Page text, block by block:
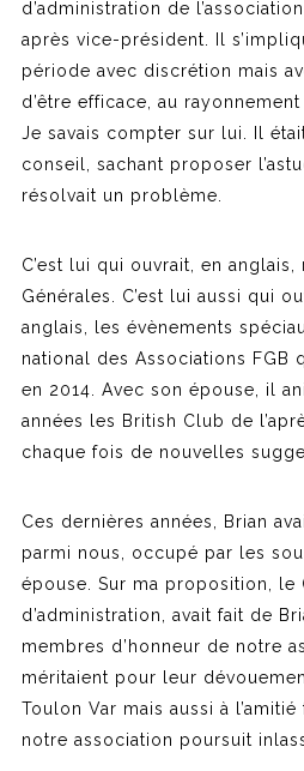
d’administration de
après vice-président. Il
période avec discrétion mais
d’être efficace, au
Je savais compter sur lui. Il
conseil, sachant proposer
résolvait un problème.
C’est lui qui ouvrait, en anglais,
Générales. C’est lui aussi qui
anglais, les évènements
national des Associations FGB
en 2014. Avec son épouse, il
années les British Club de
chaque fois de nouvelles
Ces dernières années, Brian
parmi nous, occupé par les
épouse. Sur ma proposition, le
d’administration, avait fait de
membres d’honneur de notre
méritaient pour leur
Toulon Var mais aussi à
notre association poursuit